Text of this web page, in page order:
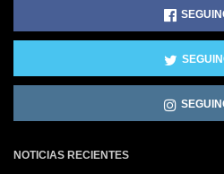
NOTICIAS RECIENTES